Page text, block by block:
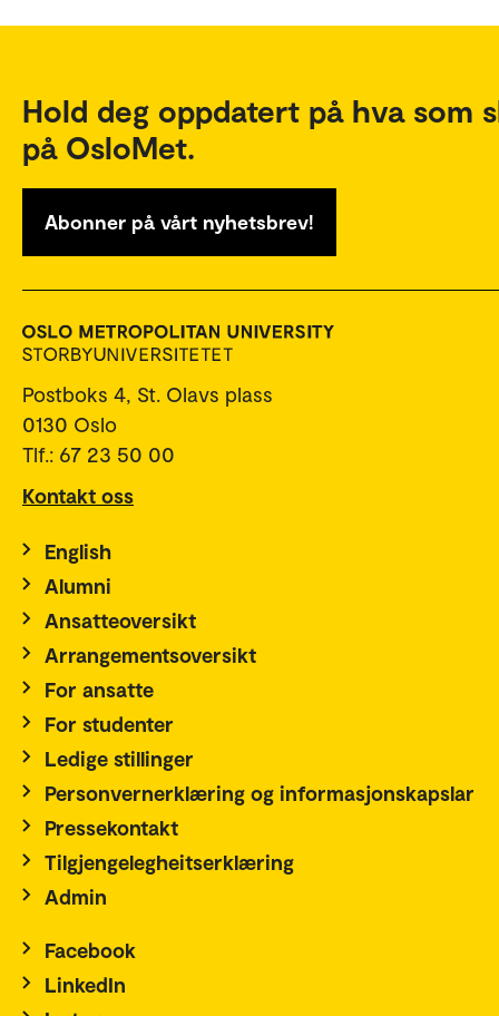
Hold deg oppdatert på hva som
på OsloMet.
Abonner på vårt nyhetsbrev!
Postboks 4, St. Olavs plass
0130 Oslo
Tlf.: 67 23 50 00
Kontakt oss
English
Alumni
Ansatteoversikt
Arrangementsoversikt
For ansatte
For studenter
Ledige stillinger
Personvernerklæring og informasjonskapslar
Pressekontakt
Tilgjengelegheitserklæring
Admin
Facebook
LinkedIn